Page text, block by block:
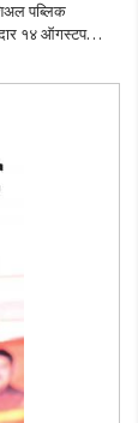
पब्लिक
१४ ऑगस्टपर्यंत